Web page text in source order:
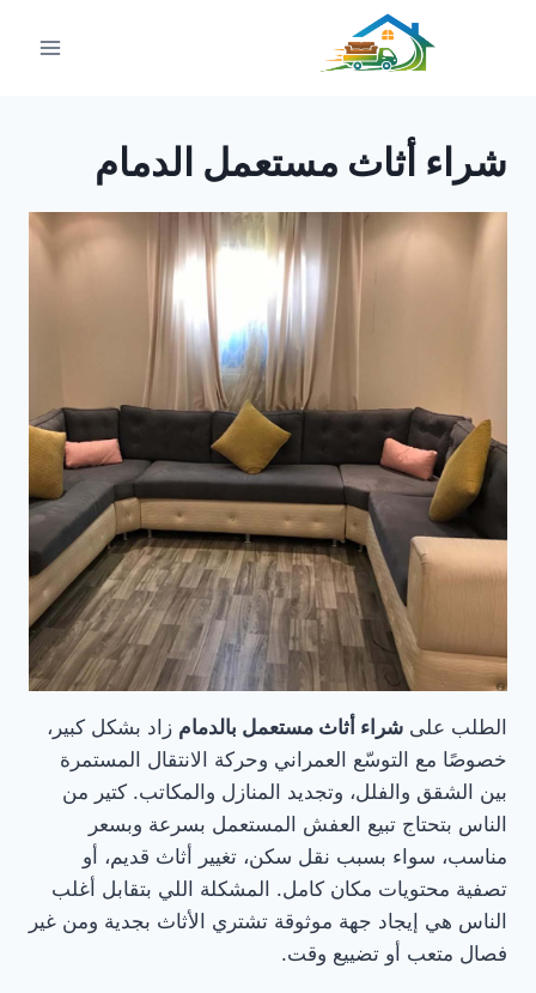
شراء أثاث مستعمل الدمام
الطلب على شراء أثاث مستعمل بالدمام زاد بشكل كبير،
خصوصًا مع التوسّع العمراني وحركة الانتقال المستمرة
بين الشقق والفلل، وتجديد المنازل والمكاتب. كتير من
الناس بتحتاج تبيع العفش المستعمل بسرعة وبسعر
مناسب، سواء بسبب نقل سكن، تغيير أثاث قديم، أو
تصفية محتويات مكان كامل. المشكلة اللي بتقابل أغلب
الناس هي إيجاد جهة موثوقة تشتري الأثاث بجدية ومن غير
فصال متعب أو تضييع وقت.